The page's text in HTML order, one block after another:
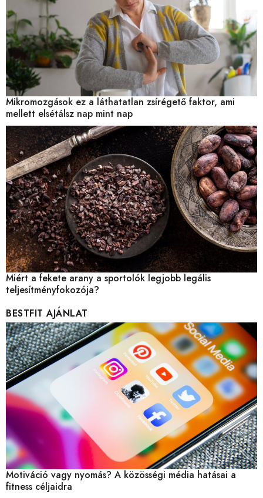
Mikromozgások ez a láthatatlan zsírégető faktor, ami
mellett elsétálsz nap mint nap
Miért a fekete arany a sportolók legjobb legális
teljesítményfokozója?
BESTFIT AJÁNLAT
Motiváció vagy nyomás? A közösségi média hatásai a
fitness céljaidra